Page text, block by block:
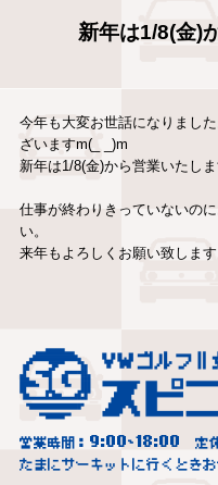
新年は1/8(金)
今年も大変お世話になりまし
ざいますm(_ _)m
新年は1/8(金)から営業いたしま
仕事が終わりきっていないの
い。
来年もよろしくお願い致します
営業時間： 9:00~18:00
定
たまにサーキットに行くとき